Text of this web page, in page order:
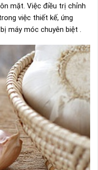
mặt. Việc điều trị chỉnh
việc thiết kế, ứng
máy móc chuyên biệt .